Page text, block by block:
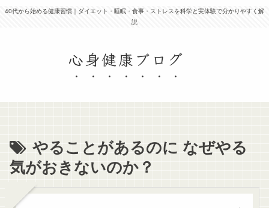
40代から始める健康習慣｜ダイエット・睡眠・食事・ストレスを科学と実体験で分かりやすく解
説
心身健康ブログ
やることがあるのに なぜやる
気がおきないのか？